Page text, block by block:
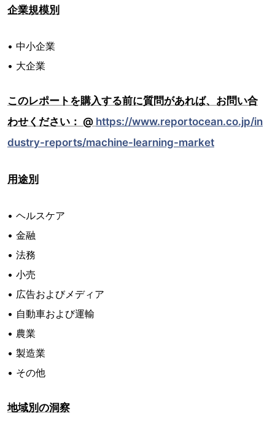
企業規模別
• 中小企業
• 大企業
このレポートを購入する前に質問があれば、お問い合
わせください： @ https://www.reportocean.co.jp/in
dustry-reports/machine-learning-market
用途別
• ヘルスケア
• 金融
• 法務
• 小売
• 広告およびメディア
• 自動車および運輸
• 農業
• 製造業
• その他
地域別の洞察